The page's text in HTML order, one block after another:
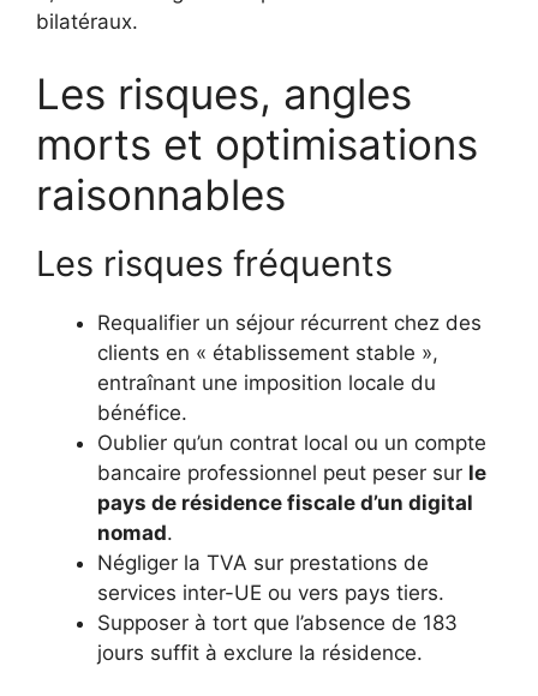
bilatéraux.
Les risques, angles
morts et optimisations
raisonnables
Les risques fréquents
Requalifier un séjour récurrent chez des
clients en « établissement stable »,
entraînant une imposition locale du
bénéfice.
Oublier qu’un contrat local ou un compte
bancaire professionnel peut peser sur le
pays de résidence fiscale d’un digital
nomad.
Négliger la TVA sur prestations de
services inter-UE ou vers pays tiers.
Supposer à tort que l’absence de 183
jours suffit à exclure la résidence.